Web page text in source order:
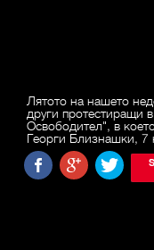
Лятото на нашето
други протестиращи
Освободител", в
Георги Близнашки, 7